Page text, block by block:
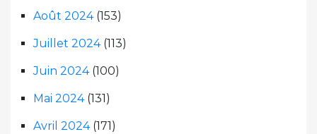
Août 2024(153)
Juillet 2024(113)
Juin 2024(100)
Mai 2024(131)
Avril 2024(171)